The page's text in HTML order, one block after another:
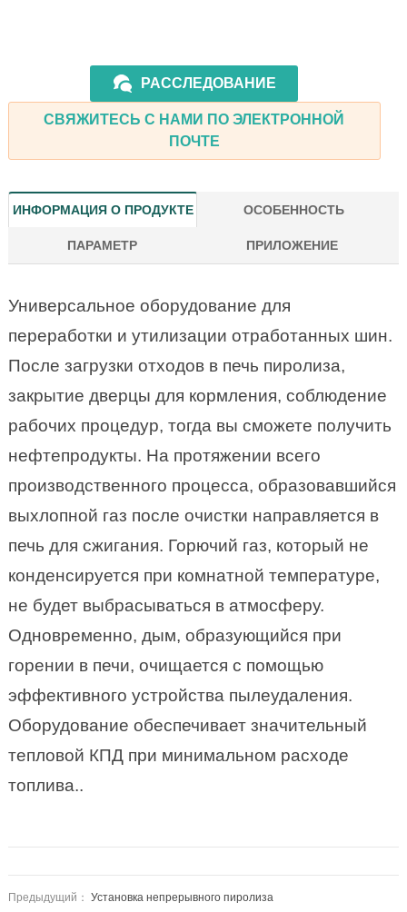
РАССЛЕДОВАНИЕ
СВЯЖИТЕСЬ С НАМИ ПО ЭЛЕКТРОННОЙ
ПОЧТЕ
ИНФОРМАЦИЯ О ПРОДУКТЕ ОСОБЕННОСТЬ
ПАРАМЕТР ПРИЛОЖЕНИЕ
Универсальное оборудование для
переработки и утилизации отработанных шин.
После загрузки отходов в печь пиролиза,
закрытие дверцы для кормления, соблюдение
рабочих процедур, тогда вы сможете получить
нефтепродукты. На протяжении всего
производственного процесса, образовавшийся
выхлопной газ после очистки направляется в
печь для сжигания. Горючий газ, который не
конденсируется при комнатной температуре,
не будет выбрасываться в атмосферу.
Одновременно, дым, образующийся при
горении в печи, очищается с помощью
эффективного устройства пылеудаления.
Оборудование обеспечивает значительный
тепловой КПД при минимальном расходе
топлива..
Предыдущий： Установка непрерывного пиролиза